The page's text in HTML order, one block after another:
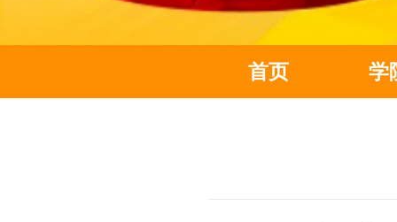
首页 学